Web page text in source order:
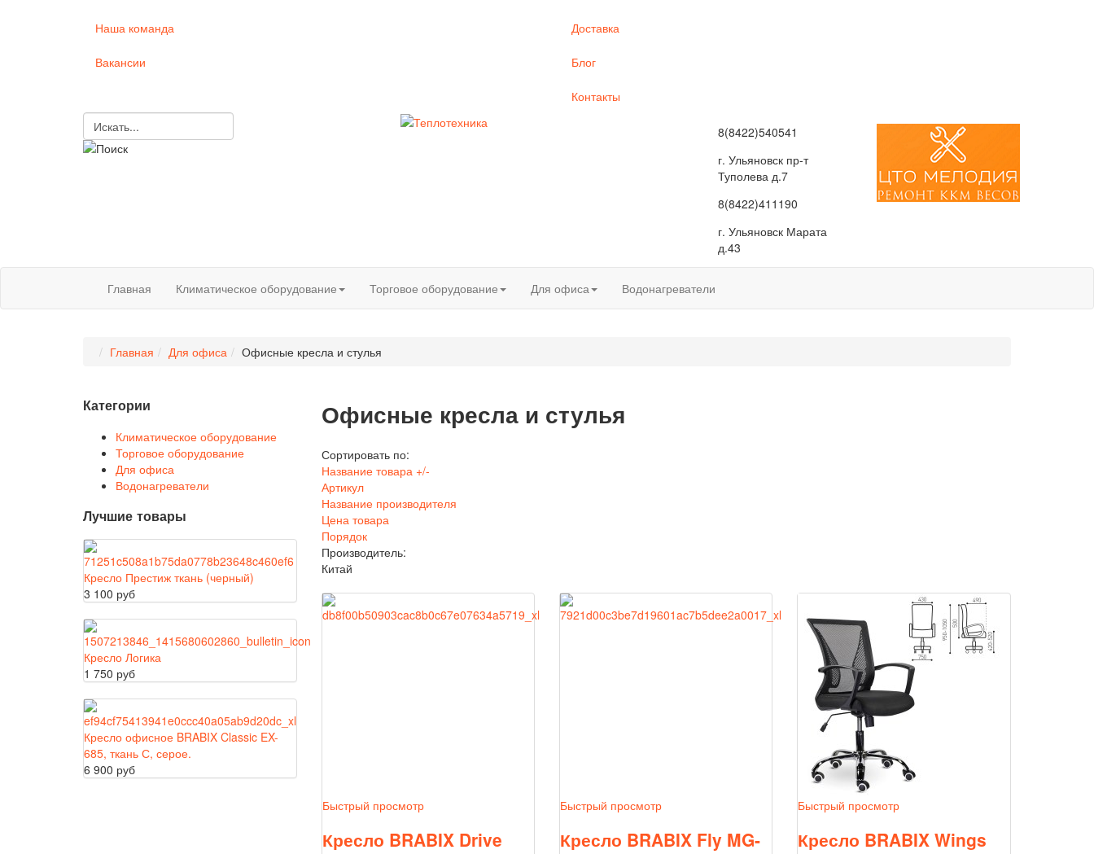
Наша команда
Вакансии
Доставка
Блог
Контакты
8(8422)540541
г. Ульяновск пр-т
Туполева д.7
8(8422)411190
г. Ульяновск Марата
д.43
Главная Климатическое оборудование Торговое оборудование Для офиса Водонагреватели
Главная Для офиса Офисные кресла и стулья
Офисные кресла и стулья
Сортировать по:
Название товара +/-
Артикул
Название производителя
Цена товара
Порядок
Производитель:
Китай
Быстрый просмотр
Кресло BRABIX Drive
Быстрый просмотр
Кресло BRABIX Fly MG-
Быстрый просмотр
Кресло BRABIX Wings
Категории
Климатическое оборудование
Торговое оборудование
Для офиса
Водонагреватели
Лучшие товары
Кресло Престиж ткань (черный)
3 100 руб
Кресло Логика
1 750 руб
Кресло офисное BRABIX Classic EX-
685, ткань С, серое.
6 900 руб